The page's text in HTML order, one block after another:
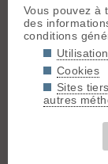
A Aixcentrik[
Après ya le
dans le
Vous pouvez à
des
conditions
Cookies
Sites
autres